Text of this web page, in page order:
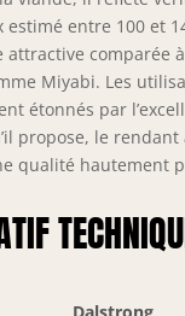
d'acier
haut de
haute
carbone
durabilité
résistance
Cette
présente
entre 100 et
attractive comparée
Miyabi. Les
étonnés par
propose, le rendant
qualité hautement
Dalstrong